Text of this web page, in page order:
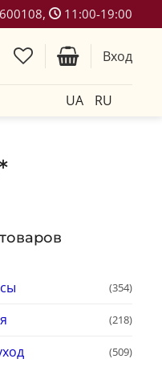
11:00-19:00
Вход
UA RU
(354)
(218)
(509)